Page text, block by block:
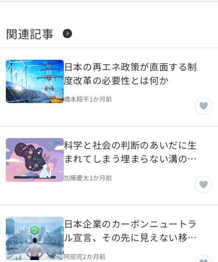
関連記事
日本の再エネ政策が直面する制
度改革の必要性とは何か
橋本翔平1か月前
科学と社会の判断のあいだに生
まれてしまう埋まらない溝の正
体とは
加藤慶太1か月前
日本企業のカーボンニュートラ
ル宣言、その先に見えない移行
計画の現実
阿部亮2か月前